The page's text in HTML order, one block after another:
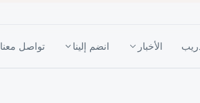
الأخبار انضم إلينا تواصل معنا